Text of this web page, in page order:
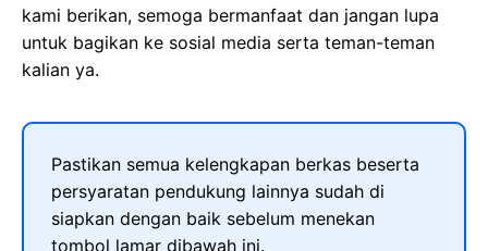
kami berikan, semoga bermanfaat dan jangan lupa
untuk bagikan ke sosial media serta teman-teman
kalian ya.
Pastikan semua kelengkapan berkas beserta
persyaratan pendukung lainnya sudah di
siapkan dengan baik sebelum menekan
tombol lamar dibawah ini.